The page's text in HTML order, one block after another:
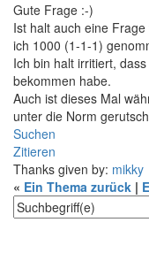
Gute Frage :-)
Ist halt auch eine
ich 1000 (1-1-1)
Ich bin halt irritiert,
bekommen habe.
Auch ist dieses Mal
unter die Norm
Suchen
Zitieren
Thanks given by: mikky
« Ein Thema zurück |